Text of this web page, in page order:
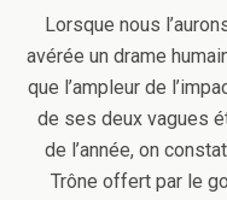
Lorsque nous
avérée un drame
que l’ampleur de
de ses deux vagues
de l’année, on
Trône offert par le